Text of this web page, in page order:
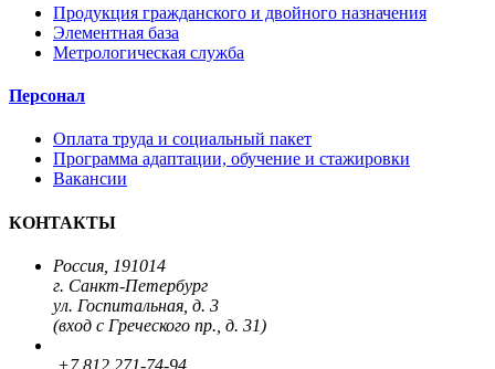
Продукция гражданского и двойного назначения
Элементная база
Метрологическая служба
Персонал
Оплата труда и социальный пакет
Программа адаптации, обучение и стажировки
Вакансии
КОНТАКТЫ
Россия, 191014
г. Санкт-Петербург
ул. Госпитальная, д. 3
(вход с Греческого пр., д. 31)
+7 812 271-74-94